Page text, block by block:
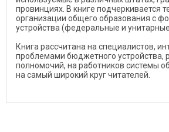
провинциях. В книге подчеркивается
организации общего образования с
устройства (федеральные и унитарные
Книга рассчитана на специалистов,
проблемами бюджетного устройства,
полномочий, на работников системы
на самый широкий круг читателей.